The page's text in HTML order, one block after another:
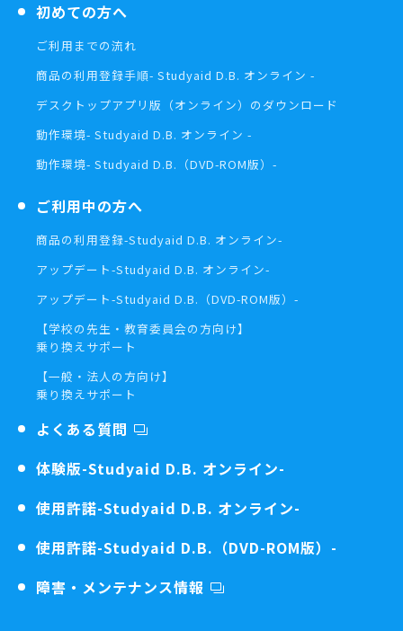
初めての方へ
ご利用までの流れ
商品の利用登録手順- Studyaid D.B. オンライン -
デスクトップアプリ版（オンライン）の ダウンロード
動作環境- Studyaid D.B. オンライン -
動作環境- Studyaid D.B.（DVD-ROM版）-
ご利用中の方へ
商品の利用登録-Studyaid D.B. オンライン-
アップデート-Studyaid D.B. オンライン-
アップデート-Studyaid D.B.（DVD-ROM版）-
【学校の先生・教育委員会の方向け】
乗り換えサポート
【一般・法人の方向け】
乗り換えサポート
よくある質問
体験版-Studyaid D.B. オンライン-
使用許諾-Studyaid D.B. オンライン-
使用許諾-Studyaid D.B.（DVD-ROM版）-
障害・メンテナンス情報